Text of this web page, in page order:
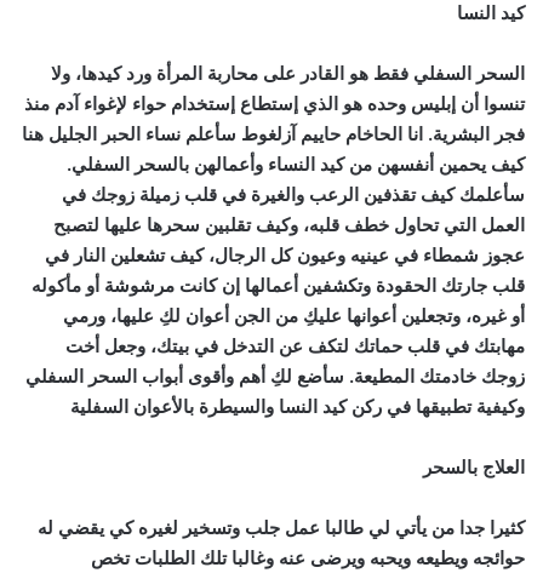
كيد النسا
السحر السفلي فقط هو القادر على محاربة المرأة ورد كيدها، ولا
تنسوا أن إبليس وحده هو الذي إستطاع إستخدام حواء لإغواء آدم منذ
فجر البشرية. انا الحاخام حاييم آزلغوط سأعلم نساء الحبر الجليل هنا
كيف يحمين أنفسهن من كيد النساء وأعمالهن بالسحر السفلي.
سأعلمك كيف تقذفين الرعب والغيرة في قلب زميلة زوجك في
العمل التي تحاول خطف قلبه، وكيف تقلبين سحرها عليها لتصبح
عجوز شمطاء في عينيه وعيون كل الرجال، كيف تشعلين النار في
قلب جارتك الحقودة وتكشفين أعمالها إن كانت مرشوشة أو مأكوله
أو غيره، وتجعلين أعوانها عليكِ من الجن أعوان لكِ عليها، ورمي
مهابتك في قلب حماتك لتكف عن التدخل في بيتك، وجعل أخت
زوجك خادمتك المطيعة. سأضع لكِ أهم وأقوى أبواب السحر السفلي
وكيفية تطبيقها في ركن كيد النسا والسيطرة بالأعوان السفلية
العلاج بالسحر
كثيرا جدا من يأتي لي طالبا عمل جلب وتسخير لغيره كي يقضي له
حوائجه ويطيعه ويحبه ويرضى عنه وغالبا تلك الطلبات تخص